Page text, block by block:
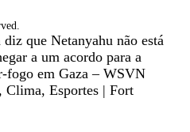
que Netanyahu não está
a um acordo para a
fogo em Gaza – WSVN
Esportes | Fort